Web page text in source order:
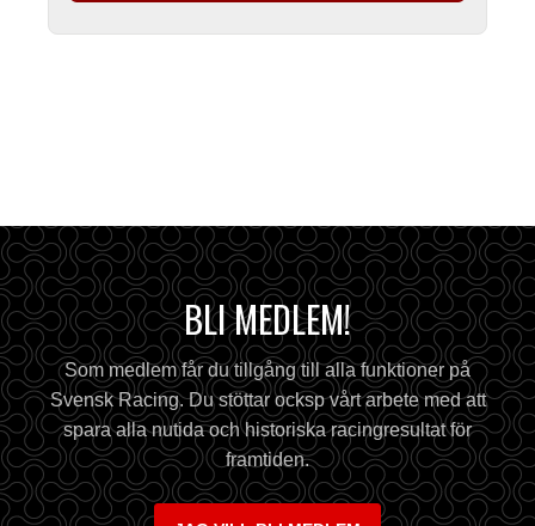
BLI MEDLEM!
Som medlem får du tillgång till alla funktioner på
Svensk Racing. Du stöttar ocksp vårt arbete med att
spara alla nutida och historiska racingresultat för
framtiden.